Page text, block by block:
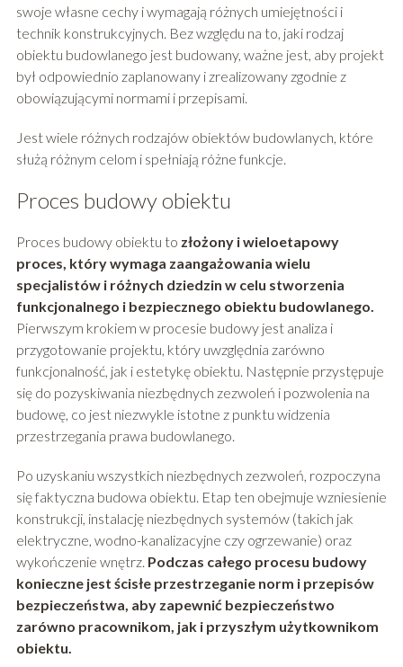
swoje własne cechy i wymagają różnych umiejętności i
technik konstrukcyjnych. Bez względu na to, jaki rodzaj
obiektu budowlanego jest budowany, ważne jest, aby projekt
był odpowiednio zaplanowany i zrealizowany zgodnie z
obowiązującymi normami i przepisami.
Jest wiele różnych rodzajów obiektów budowlanych, które
służą różnym celom i spełniają różne funkcje.
Proces budowy obiektu
Proces budowy obiektu to złożony i wieloetapowy
proces, który wymaga zaangażowania wielu
specjalistów i różnych dziedzin w celu stworzenia
funkcjonalnego i bezpiecznego obiektu budowlanego.
Pierwszym krokiem w procesie budowy jest analiza i
przygotowanie projektu, który uwzględnia zarówno
funkcjonalność, jak i estetykę obiektu. Następnie przystępuje
się do pozyskiwania niezbędnych zezwoleń i pozwolenia na
budowę, co jest niezwykle istotne z punktu widzenia
przestrzegania prawa budowlanego.
Po uzyskaniu wszystkich niezbędnych zezwoleń, rozpoczyna
się faktyczna budowa obiektu. Etap ten obejmuje wzniesienie
konstrukcji, instalację niezbędnych systemów (takich jak
elektryczne, wodno-kanalizacyjne czy ogrzewanie) oraz
wykończenie wnętrz. Podczas całego procesu budowy
konieczne jest ścisłe przestrzeganie norm i przepisów
bezpieczeństwa, aby zapewnić bezpieczeństwo
zarówno pracownikom, jak i przyszłym użytkownikom
obiektu.